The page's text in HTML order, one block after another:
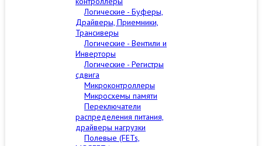
Логические - Буферы,
Драйверы, Приемники,
Трансиверы
Логические - Вентили и
Инверторы
Логические - Регистры
сдвига
Микроконтроллеры
Микросхемы памяти
Переключатели
распределения питания,
драйверы нагрузки
Полевые (FETs,